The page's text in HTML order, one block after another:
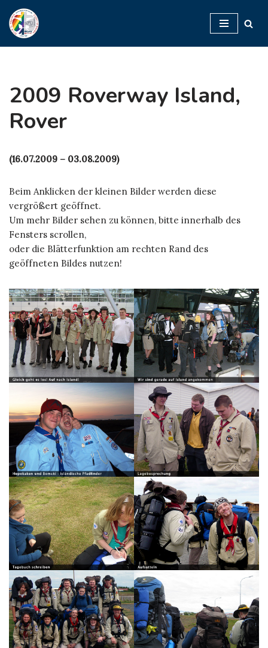
Zum
Inhalt
2009 Roverway Island,
Rover
(16.07.2009 – 03.08.2009)
Beim Anklicken der kleinen Bilder werden diese
vergrößert geöffnet.
Um mehr Bilder sehen zu können, bitte innerhalb des
Fensters scrollen,
oder die Blätterfunktion am rechten Rand des
geöffneten Bildes nutzen!